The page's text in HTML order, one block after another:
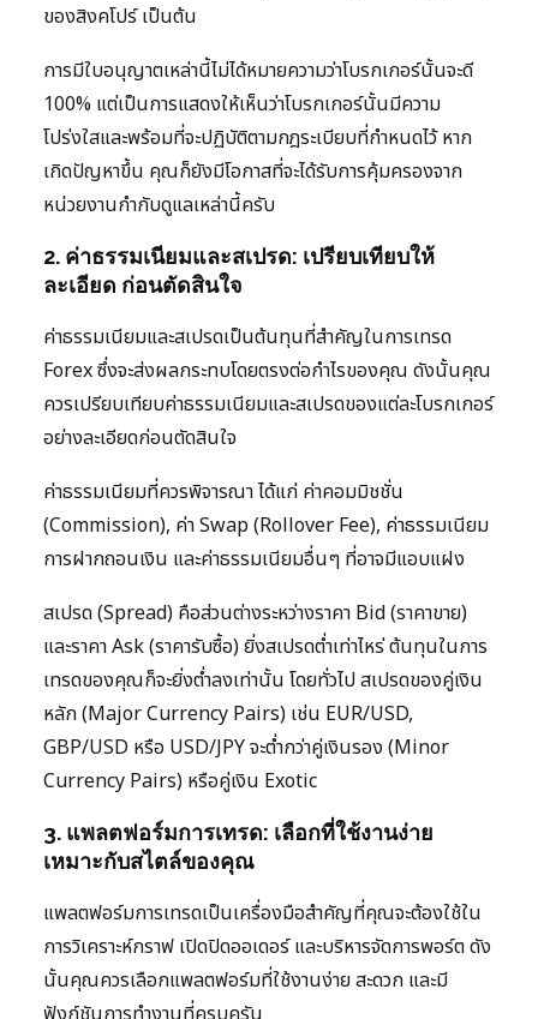
ของสิงคโปร์ เป็นต้น
การมีใบอนุญาตเหล่านี้ไม่ได้หมายความว่าโบรกเกอร์นั้นจะดี
100% แต่เป็นการแสดงให้เห็นว่าโบรกเกอร์นั้นมีความ
โปร่งใสและพร้อมที่จะปฏิบัติตามกฎระเบียบที่กำหนดไว้ หาก
เกิดปัญหาขึ้น คุณก็ยังมีโอกาสที่จะได้รับการคุ้มครองจาก
หน่วยงานกำกับดูแลเหล่านี้ครับ
2. ค่าธรรมเนียมและสเปรด: เปรียบเทียบให้
ละเอียด ก่อนตัดสินใจ
ค่าธรรมเนียมและสเปรดเป็นต้นทุนที่สำคัญในการเทรด
Forex ซึ่งจะส่งผลกระทบโดยตรงต่อกำไรของคุณ ดังนั้นคุณ
ควรเปรียบเทียบค่าธรรมเนียมและสเปรดของแต่ละโบรกเกอร์
อย่างละเอียดก่อนตัดสินใจ
ค่าธรรมเนียมที่ควรพิจารณา ได้แก่ ค่าคอมมิชชั่น
(Commission), ค่า Swap (Rollover Fee), ค่าธรรมเนียม
การฝากถอนเงิน และค่าธรรมเนียมอื่นๆ ที่อาจมีแอบแฝง
สเปรด (Spread) คือส่วนต่างระหว่างราคา Bid (ราคาขาย)
และราคา Ask (ราคารับซื้อ) ยิ่งสเปรดต่ำเท่าไหร่ ต้นทุนในการ
เทรดของคุณก็จะยิ่งต่ำลงเท่านั้น โดยทั่วไป สเปรดของคู่เงิน
หลัก (Major Currency Pairs) เช่น EUR/USD,
GBP/USD หรือ USD/JPY จะต่ำกว่าคู่เงินรอง (Minor
Currency Pairs) หรือคู่เงิน Exotic
3. แพลตฟอร์มการเทรด: เลือกที่ใช้งานง่าย
เหมาะกับสไตล์ของคุณ
แพลตฟอร์มการเทรดเป็นเครื่องมือสำคัญที่คุณจะต้องใช้ใน
การวิเคราะห์กราฟ เปิดปิดออเดอร์ และบริหารจัดการพอร์ต ดัง
นั้นคุณควรเลือกแพลตฟอร์มที่ใช้งานง่าย สะดวก และมี